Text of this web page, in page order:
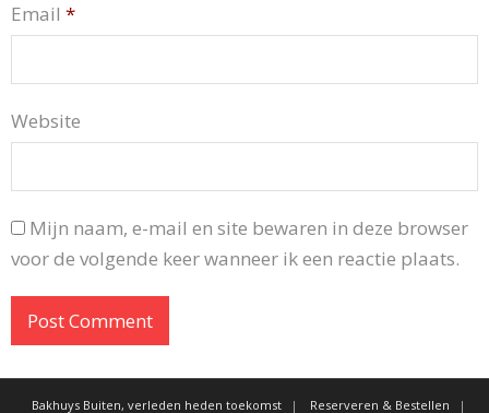
Email *
Website
Mijn naam, e-mail en site bewaren in deze browser
voor de volgende keer wanneer ik een reactie plaats.
Bakhuys Buiten, verleden heden toekomst Reserveren & Bestellen